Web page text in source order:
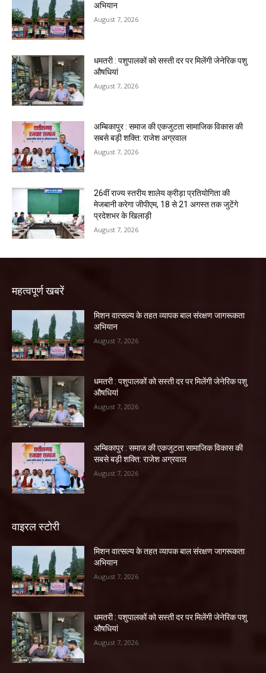
अभियान
August 7, 2026
धमतरी : पशुपालकों को सस्ती दर पर मिलेंगी जेनेरिक पशु
औषधियां
August 7, 2026
अम्बिकापुर : समाज की एकजुटता सामाजिक विकास की
सबसे बड़ी शक्ति: राजेश अग्रवाल
August 7, 2026
26वीं राज्य स्तरीय शालेय क्रीड़ा प्रतियोगिता की
मेजबानी करेगा जीपीएम, 18 से 21 अगस्त तक जुटेंगे
प्रदेशभर के खिलाड़ी
August 7, 2026
महत्वपूर्ण खबरें
मिशन वात्सल्य के तहत व्यापक बाल संरक्षण जागरूकता
अभियान
August 7, 2026
धमतरी : पशुपालकों को सस्ती दर पर मिलेंगी जेनेरिक पशु
औषधियां
August 7, 2026
अम्बिकापुर : समाज की एकजुटता सामाजिक विकास की
सबसे बड़ी शक्ति: राजेश अग्रवाल
August 7, 2026
वाइरल स्टोरी
मिशन वात्सल्य के तहत व्यापक बाल संरक्षण जागरूकता
अभियान
August 7, 2026
धमतरी : पशुपालकों को सस्ती दर पर मिलेंगी जेनेरिक पशु
औषधियां
August 7, 2026